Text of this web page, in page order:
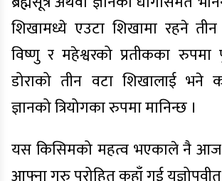
शिखामध्ये एउटा शिखामा रहने तीन
विष्णु र महेश्वरको प्रतीकका रुपमा
डोराको तीन वटा शिखालाई भने
ज्ञानको त्रियोगका रुपमा मानिन्छ ।
यस किसिमको महत्व भएकाले नै आज